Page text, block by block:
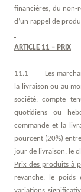
financières, du non-
d’un rappel de
ARTICLE 11 – PRIX
11.1 Les
la livraison ou au
société, compte
quotidiens ou
commande et la
pourcent (20%)
jour de livraison, le
Prix des produits à
revanche, le poids